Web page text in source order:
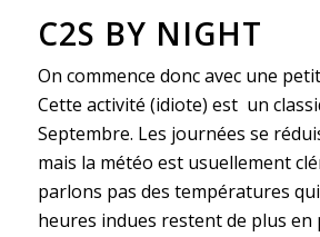
C2S BY NIGHT
On commence donc avec une
Cette activité (idiote) est un
Septembre. Les journées se
mais la météo est usuellement
parlons pas des températures
heures indues restent de plus en